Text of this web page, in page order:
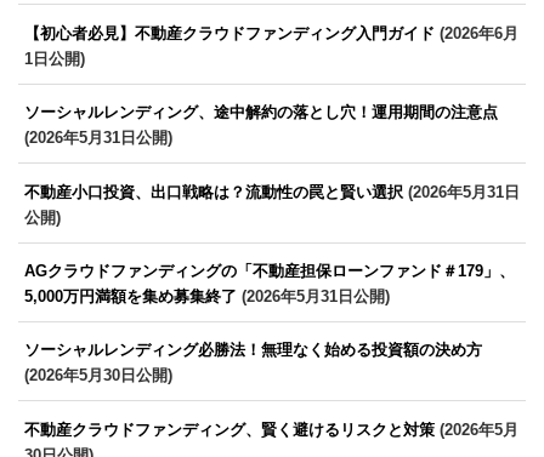
【初心者必見】不動産クラウドファンディング入門ガイド (2026年6月
1日公開)
ソーシャルレンディング、途中解約の落とし穴！運用期間の注意点
(2026年5月31日公開)
不動産小口投資、出口戦略は？流動性の罠と賢い選択 (2026年5月31日
公開)
AGクラウドファンディングの「不動産担保ローンファンド＃179」、
5,000万円満額を集め募集終了 (2026年5月31日公開)
ソーシャルレンディング必勝法！無理なく始める投資額の決め方
(2026年5月30日公開)
不動産クラウドファンディング、賢く避けるリスクと対策 (2026年5月